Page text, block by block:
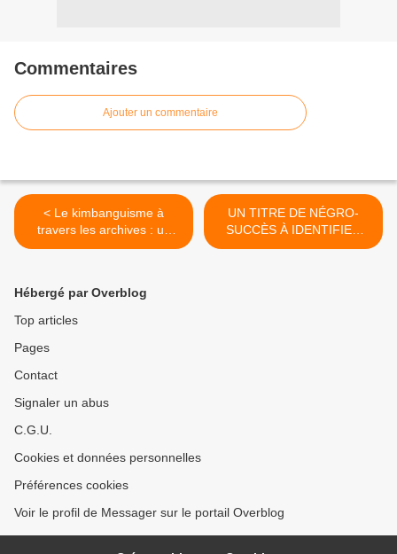
Commentaires
Ajouter un commentaire
< Le kimbanguisme à
travers les archives : un
propagandiste
UN TITRE DE NÉGRO-
SUCCÈS À IDENTIFIER
(FOURNI PAR MENGI
Hébergé par Overblog
Top articles
Pages
Contact
Signaler un abus
C.G.U.
Cookies et données personnelles
Préférences cookies
Voir le profil de Messager sur le portail Overblog